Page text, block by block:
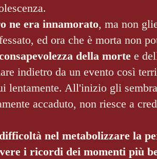
ne era innamorato, ma non
ed ora che è morta non
della morte e
indietro da un evento così
lentamente. All'inizio gli
accaduto, non riesce a
nel metabolizzare la
i ricordi dei momenti più